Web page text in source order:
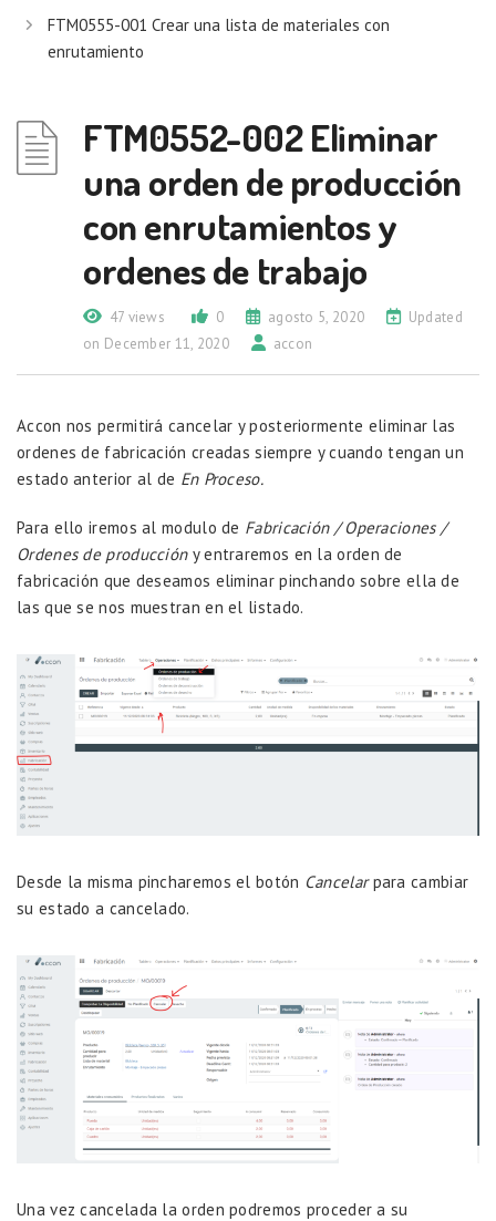
FTM0555-001 Crear una lista de materiales con
enrutamiento
FTM0552-002 Eliminar
una orden de producción
con enrutamientos y
ordenes de trabajo
47 views 0 agosto 5, 2020
Updated
on December 11, 2020
accon
Accon nos permitirá cancelar y posteriormente eliminar las
ordenes de fabricación creadas siempre y cuando tengan un
estado anterior al de En Proceso.
Para ello iremos al modulo de Fabricación / Operaciones /
Ordenes de produccióny entraremos en la orden de
fabricación que deseamos eliminar pinchando sobre ella de
las que se nos muestran en el listado.
Desde la misma pincharemos el botón Cancelarpara cambiar
su estado a cancelado.
Una vez cancelada la orden podremos proceder a su